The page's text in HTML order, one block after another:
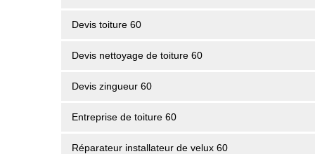
Devis toiture 60
Devis nettoyage de toiture 60
Devis zingueur 60
Entreprise de toiture 60
Réparateur installateur de velux 60